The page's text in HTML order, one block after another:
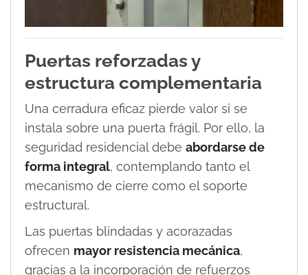
Puertas reforzadas y
estructura complementaria
Una cerradura eficaz pierde valor si se
instala sobre una puerta frágil. Por ello, la
seguridad residencial debe abordarse de
forma integral, contemplando tanto el
mecanismo de cierre como el soporte
estructural.
Las puertas blindadas y acorazadas
ofrecen mayor resistencia mecánica,
gracias a la incorporación de refuerzos